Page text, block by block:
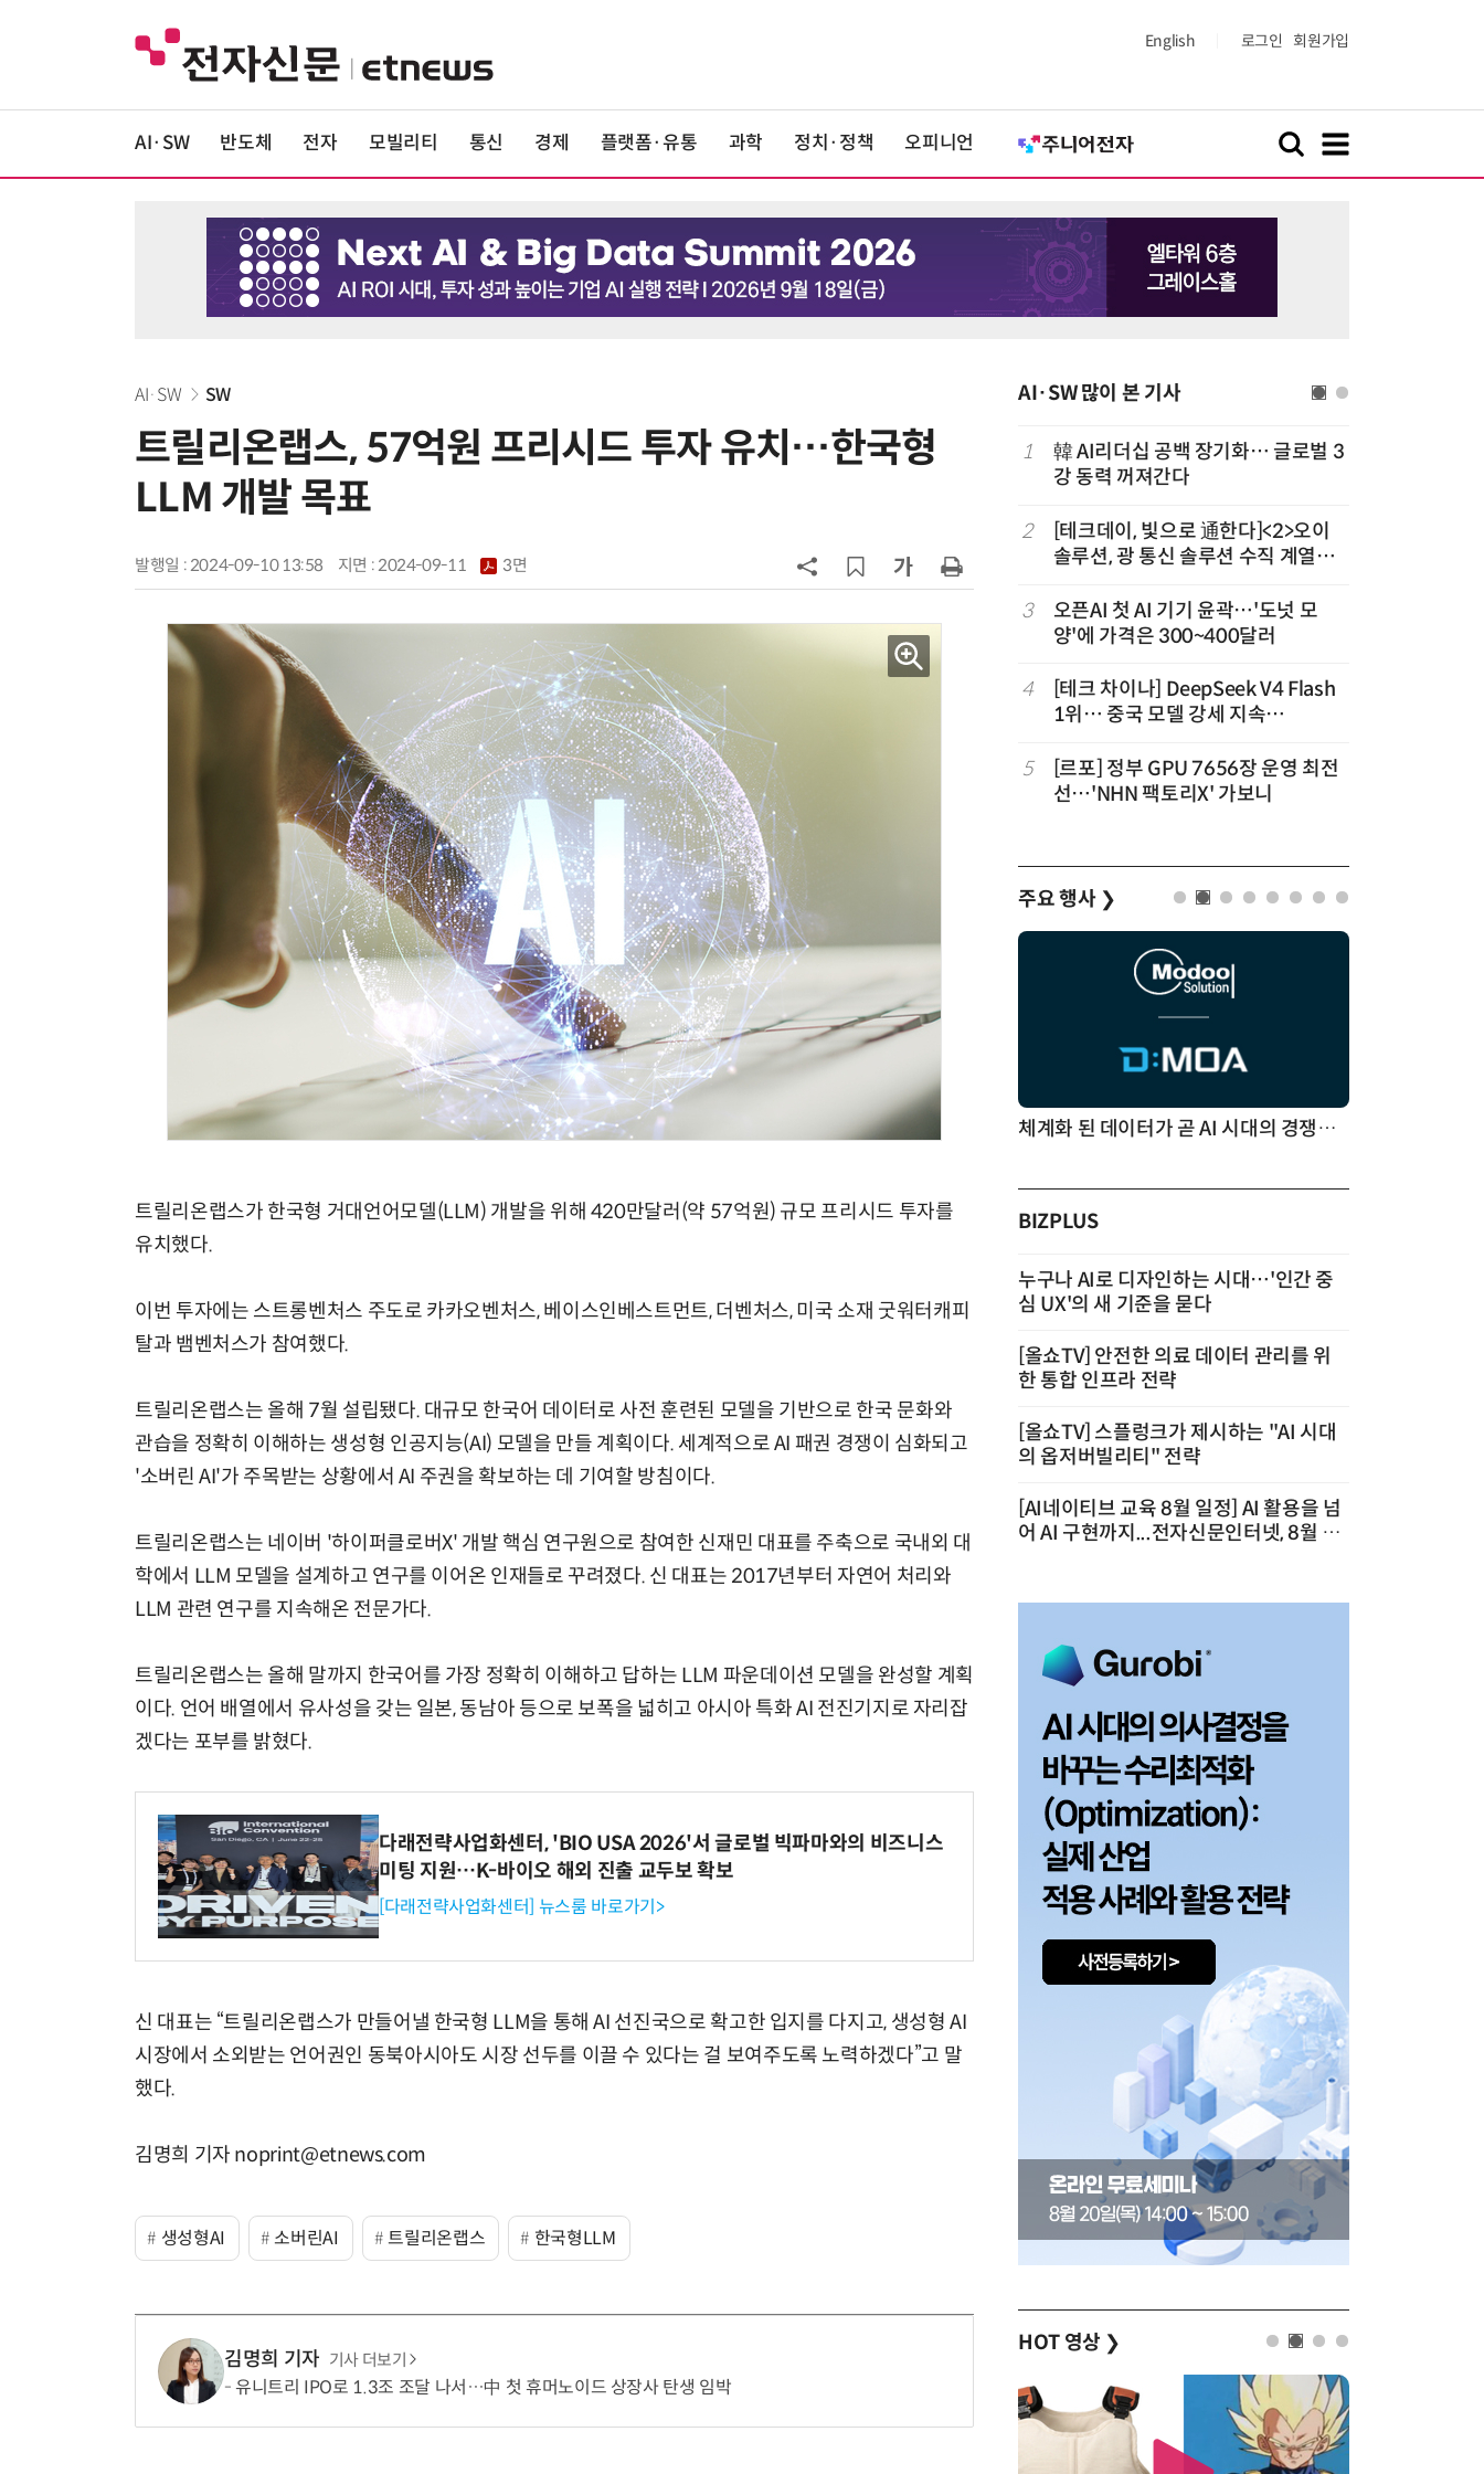
English 로그인 회원가입
AI·SW 반도체 전자 모빌리티 통신 경제 플랫폼·유통 과학 정치·정책 오피니언
AI·SW SW
트릴리온랩스, 57억원 프리시드 투자 유치…한국형
LLM 개발 목표
발행일 : 2024-09-10 13:58 지면 :2024-09-11 3면
트릴리온랩스가 한국형 거대언어모델(LLM) 개발을 위해 420만달러(약 57억원) 규모 프리시드 투자를
유치했다.
이번 투자에는 스트롱벤처스 주도로 카카오벤처스, 베이스인베스트먼트, 더벤처스, 미국 소재 굿워터캐피
탈과 뱀벤처스가 참여했다.
트릴리온랩스는 올해 7월 설립됐다. 대규모 한국어 데이터로 사전 훈련된 모델을 기반으로 한국 문화와
관습을 정확히 이해하는 생성형 인공지능(AI) 모델을 만들 계획이다. 세계적으로 AI 패권 경쟁이 심화되고
'소버린 AI'가 주목받는 상황에서 AI 주권을 확보하는 데 기여할 방침이다.
트릴리온랩스는 네이버 '하이퍼클로버X' 개발 핵심 연구원으로 참여한 신재민 대표를 주축으로 국내외 대
학에서 LLM 모델을 설계하고 연구를 이어온 인재들로 꾸려졌다. 신 대표는 2017년부터 자연어 처리와
LLM 관련 연구를 지속해온 전문가다.
트릴리온랩스는 올해 말까지 한국어를 가장 정확히 이해하고 답하는 LLM 파운데이션 모델을 완성할 계획
이다. 언어 배열에서 유사성을 갖는 일본, 동남아 등으로 보폭을 넓히고 아시아 특화 AI 전진기지로 자리잡
겠다는 포부를 밝혔다.
다래전략사업화센터, 'BIO USA 2026'서 글로벌 빅파마와의 비즈니스
미팅 지원…K-바이오 해외 진출 교두보 확보
[다래전략사업화센터] 뉴스룸 바로가기>
신 대표는 “트릴리온랩스가 만들어낼 한국형 LLM을 통해 AI 선진국으로 확고한 입지를 다지고, 생성형 AI
시장에서 소외받는 언어권인 동북아시아도 시장 선두를 이끌 수 있다는 걸 보여주도록 노력하겠다”고 말
했다.
김명희 기자 noprint@etnews.com
생성형AI 소버린AI 트릴리온랩스 한국형LLM
김명희 기자 기사 더보기
유니트리 IPO로 1.3조 조달 나서…中 첫 휴머노이드 상장사 탄생 임박
AI·SW 많이 본 기사
6
구광모 LG 회장, 내주 美 실리콘밸리
다…5개사 등록 솔루션 1439개
원…“韓이 아태 승부처”
9
앤트로픽·오픈AI 이어 메타도…AI
가 통제 벗어나 외부 해킹
10 애플, 오픈AI에 기밀 사용금지 가처
분…오픈AI “근거 없는 감정 싸움”
1
韓 AI리더십 공백 장기화… 글로벌 3
강 동력 꺼져간다
2
[테크데이, 빛으로 通한다]<2>오이
솔루션, 광 통신 솔루션 수직 계열
략'
3
오픈AI 첫 AI 기기 윤곽…'도넛 모
양'에 가격은 300~400달러
4
[테크 차이나] DeepSeek V4 Flash
1위… 중국 모델 강세 지속
순위)
5
[르포] 정부 GPU 7656장 운영 최전
선…'NHN 팩토리X' 가보니
주요 행사 ❯
AI Native Enterprise를 지원하는 AI Ready Data 플랫폼 활용 전략 체계화 된 데이터가 곧 AI 시대의 경쟁력이다
BIZPLUS
누구나 AI로 디자인하는 시대…'인간 중
심 UX'의 새 기준을 묻다
[올쇼TV] 안전한 의료 데이터 관리를 위
한 통합 인프라 전략
[올쇼TV] 스플렁크가 제시하는 "AI 시대
의 옵저버빌리티" 전략
[AI네이티브 교육 8월 일정] AI 활용을 넘
어 AI 구현까지...전자신문인터넷, 8월 실
HOT 영상 ❯